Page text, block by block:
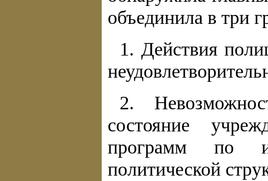
объединила в три
1. Действия
2.
состояние
программ по
политической